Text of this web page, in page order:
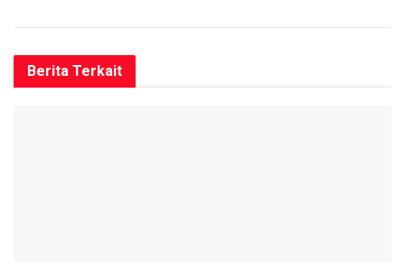
Dalam tradisi masyarakat Sentani, motif ini keramat dan
Berita Terkait